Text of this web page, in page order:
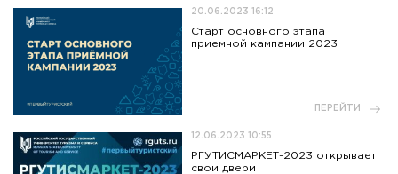
20.06.2023 16:12
Старт основного этапа
приемной кампании 2023
ПЕРЕЙТИ
12.06.2023 10:55
РГУТИСМАРКЕТ-2023 открывает
свои двери